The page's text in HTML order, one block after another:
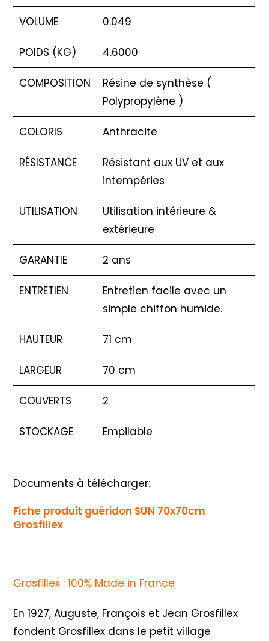
VOLUME 0.049
POIDS (KG) 4.6000
COMPOSITION
Résine de synthèse (
Polypropylène )
COLORIS Anthracite
RÉSISTANCE
Résistant aux UV et aux
intempéries
UTILISATION
Utilisation intérieure &
extérieure
GARANTIE 2 ans
ENTRETIEN
Entretien facile avec un
simple chiffon humide.
HAUTEUR 71 cm
LARGEUR 70 cm
COUVERTS 2
STOCKAGE Empilable
Documents à télécharger:
Fiche produit guéridon SUN 70x70cm
Grosfillex
Grosfillex : 100% Made in France
En 1927, Auguste, François et Jean Grosfillex
fondent Grosfillex dans le petit village